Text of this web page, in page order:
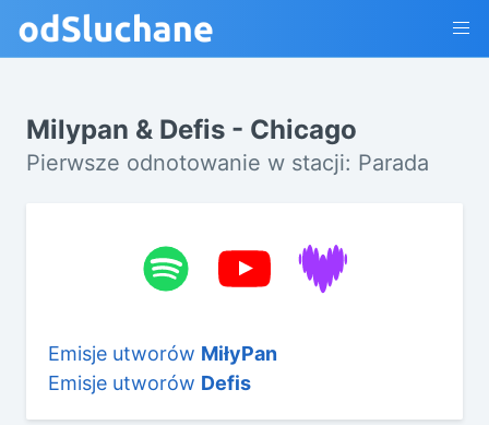
Milypan & Defis - Chicago
Pierwsze odnotowanie w stacji: Parada
Emisje utworów MiłyPan
Emisje utworów Defis